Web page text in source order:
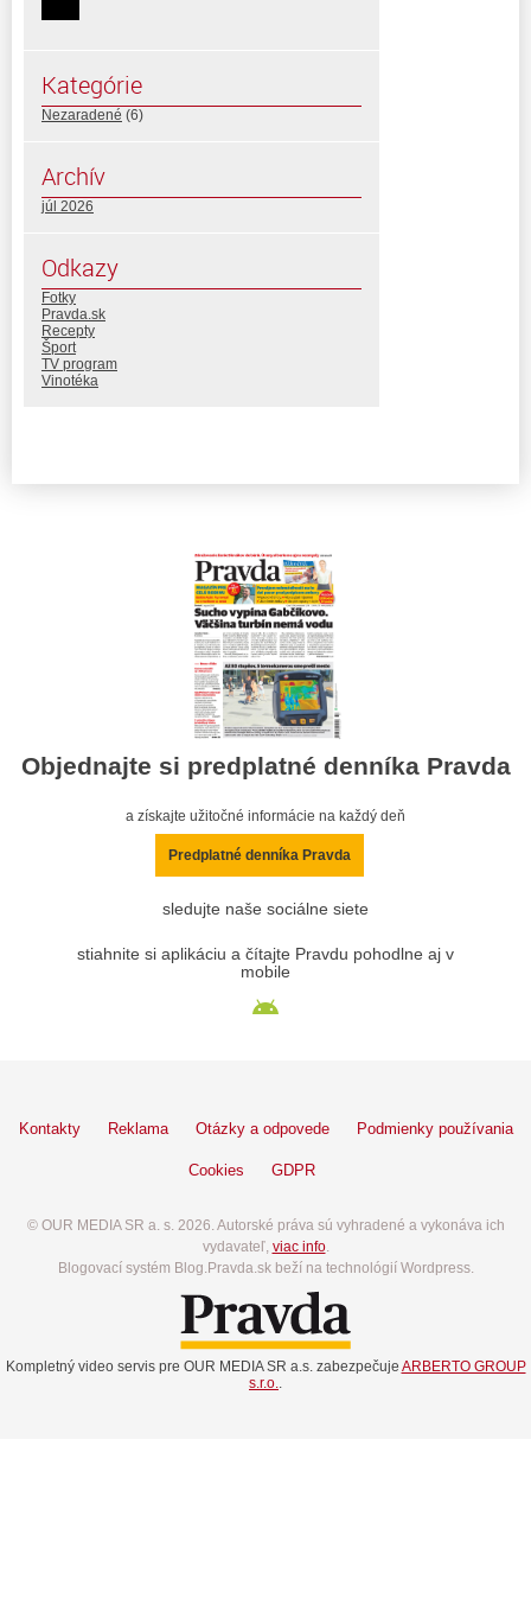
Kategórie
Nezaradené (6)
Archív
júl 2026
Odkazy
Fotky
Pravda.sk
Recepty
Šport
TV program
Vinotéka
Objednajte si predplatné denníka Pravda
a získajte užitočné informácie na každý deň
Predplatné denníka Pravda
sledujte naše sociálne siete
stiahnite si aplikáciu a čítajte Pravdu pohodlne aj v
mobile
Kontakty Reklama Otázky a odpovede Podmienky používania
Cookies GDPR
© OUR MEDIA SR a. s. 2026. Autorské práva sú vyhradené a vykonáva ich
vydavateľ, viac info.
Blogovací systém Blog.Pravda.sk beží na technológií Wordpress.
Kompletný video servis pre OUR MEDIA SR a.s. zabezpečuje ARBERTO GROUP
s.r.o..